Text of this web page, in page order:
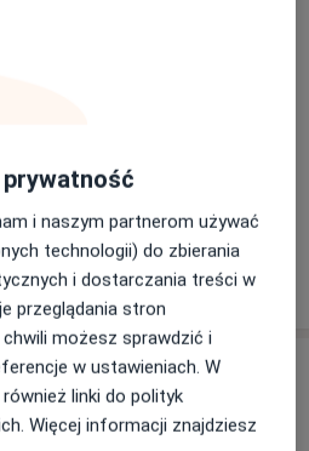
w Zamościu, ul.
i naszym partnerom używać
technologii) do zbierania
i dostarczania treści w
przeglądania stron
możesz sprawdzić i
w ustawieniach. W
linki do polityk
Więcej informacji znajdziesz